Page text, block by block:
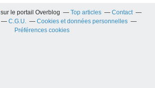
sur le portail Overblog Top articles
Contact
C.G.U.
Cookies et données personnelles
Préférences cookies